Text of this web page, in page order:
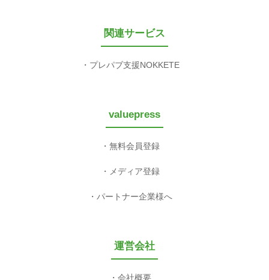
関連サービス
プレパブ支援NOKKETE
valuepress
無料会員登録
メディア登録
パートナー企業様へ
運営会社
会社概要